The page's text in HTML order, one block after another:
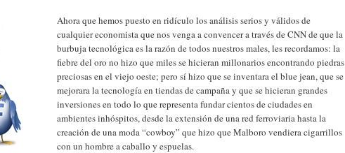
Ahora que hemos puesto en ridículo los análisis serios y válidos de
cualquier economista que nos venga a convencer a través de CNN de que la
burbuja tecnológica es la razón de todos nuestros males, les recordamos: la
fiebre del oro no hizo que miles se hicieran millonarios encontrando piedras
preciosas en el viejo oeste; pero sí hizo que se inventara el blue jean, que se
mejorara la tecnología en tiendas de campaña y que se hicieran grandes
inversiones en todo lo que representa fundar cientos de ciudades en
ambientes inhóspitos, desde la extensión de una red ferroviaria hasta la
creación de una moda “cowboy” que hizo que Malboro vendiera cigarrillos
con un hombre a caballo y espuelas.